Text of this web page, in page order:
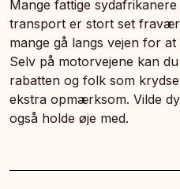
Mange fattige
transport er stort set
mange gå langs vejen for
Selv på motorvejene kan
rabatten og folk som
ekstra opmærksom. Vilde
også holde øje med.